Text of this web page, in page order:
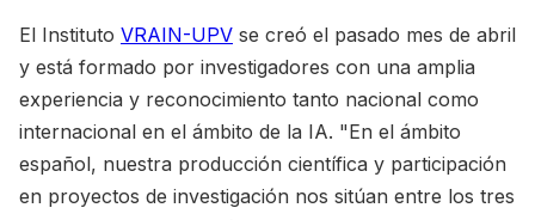
El Instituto VRAIN-UPV se creó el pasado mes de abril
y está formado por investigadores con una amplia
experiencia y reconocimiento tanto nacional como
internacional en el ámbito de la IA. "En el ámbito
español, nuestra producción científica y participación
en proyectos de investigación nos sitúan entre los tres